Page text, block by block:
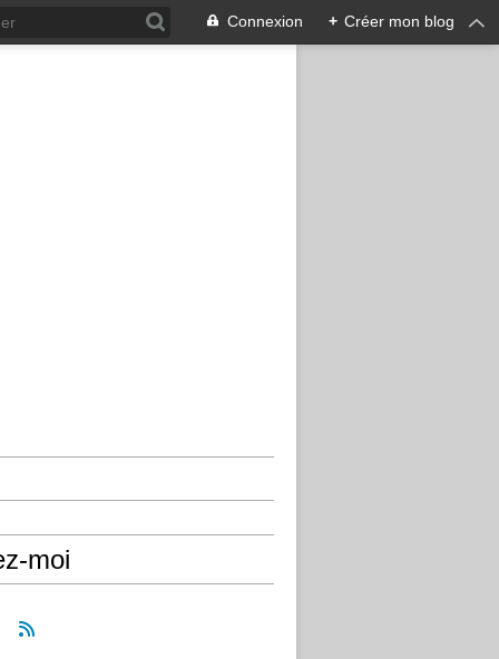
Connexion + Créer mon blog
moi